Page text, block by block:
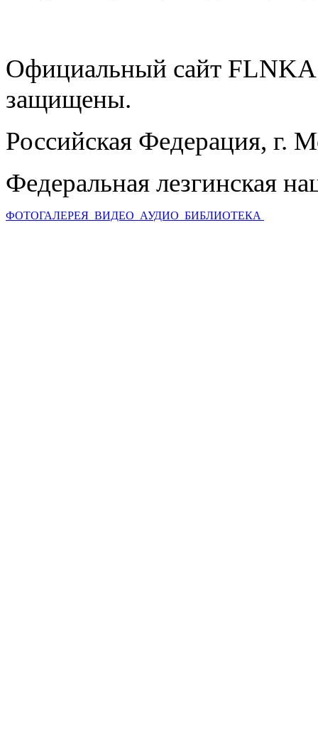
Официальный сайт
защищены.
Российская Федерация, г.
Федеральная лезгинская
ФОТОГАЛЕРЕЯ ВИДЕО АУДИО БИБЛИОТЕКА